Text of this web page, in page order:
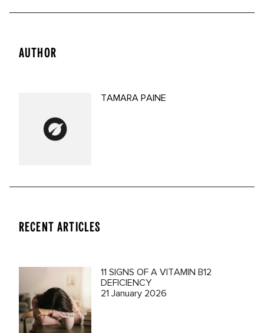
AUTHOR
TAMARA PAINE
RECENT ARTICLES
11 SIGNS OF A VITAMIN B12
DEFICIENCY
21 January 2026